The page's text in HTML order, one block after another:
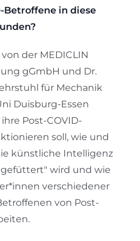
Betroffene in diese
der MEDICLIN
gGmbH und Dr.
für Mechanik
Duisburg-Essen
Post-COVID-
soll, wie und
künstliche Intelligenz
wird und wie
verschiedener
von Post-